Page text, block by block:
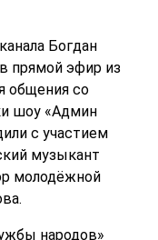
Богдан
прямой эфир из
общения со
шоу «Админ
с участием
музыкант
молодёжной
народов»